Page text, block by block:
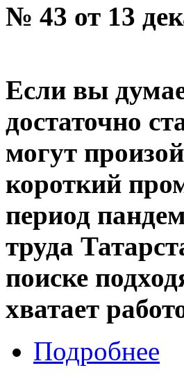
№ 43 от 13
Если вы
достаточно
могут
короткий
период
труда
поиске
хватает
Подробнее